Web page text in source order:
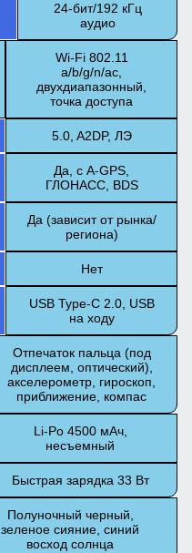
24-бит/192 кГц
аудио
Wi-Fi 802.11
a/b/g/n/ac,
двухдиапазонный,
точка доступа
5.0, A2DP, ЛЭ
Да, с A-GPS,
ГЛОНАСС, BDS
Да (зависит от рынка/
региона)
Нет
USB Type-C 2.0, USB
на ходу
Отпечаток пальца (под
дисплеем, оптический),
акселерометр, гироскоп,
приближение, компас
Li-Po 4500 мАч,
несъемный
Быстрая зарядка 33 Вт
Полуночный черный,
зеленое сияние, синий
восход солнца